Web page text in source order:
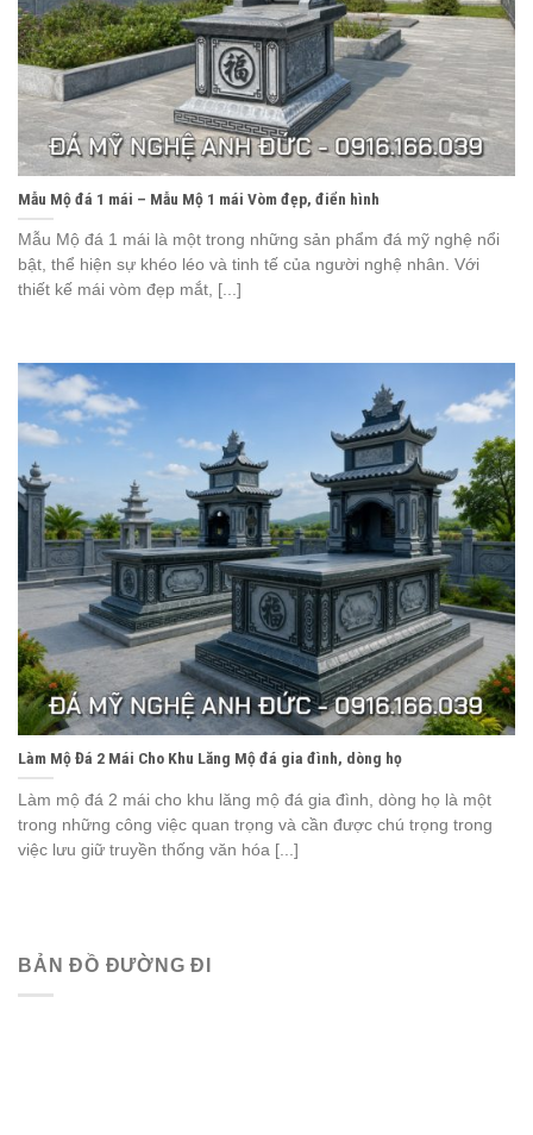
Mẫu Mộ đá 1 mái – Mẫu Mộ 1 mái Vòm đẹp, điển hình
Mẫu Mộ đá 1 mái là một trong những sản phẩm đá mỹ nghệ nổi
bật, thể hiện sự khéo léo và tinh tế của người nghệ nhân. Với
thiết kế mái vòm đẹp mắt, [...]
Làm Mộ Đá 2 Mái Cho Khu Lăng Mộ đá gia đình, dòng họ
Làm mộ đá 2 mái cho khu lăng mộ đá gia đình, dòng họ là một
trong những công việc quan trọng và cần được chú trọng trong
việc lưu giữ truyền thống văn hóa [...]
BẢN ĐỒ ĐƯỜNG ĐI